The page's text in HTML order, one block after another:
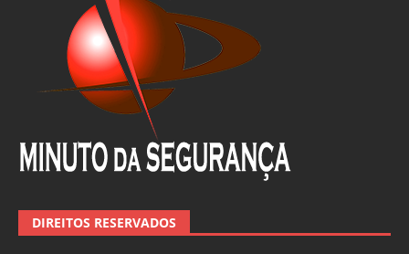
DIREITOS RESERVADOS